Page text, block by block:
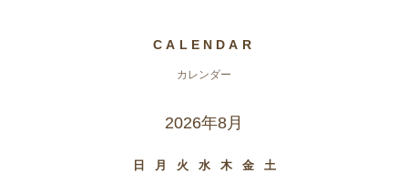
CALENDAR
カレンダー
2026年8月
日 月 火 水 木 金 土